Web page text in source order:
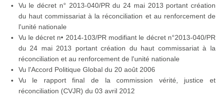
Vu le décret n° 2013-040/PR du 24 mai 2013 portant création
du haut commissariat à la réconciliation et au renforcement de
l'unité nationale
Vu le décret n• 2014-103/PR modifiant le décret n°2013-040/PR
du 24 mai 2013 portant création du haut commissariat à la
réconciliation et au renforcement de l'unité nationale
Vu l'Accord Politique Global du 20 août 2006
Vu le rapport final de la commission vérité, justice et
réconciliation (CVJR) du 03 avril 2012